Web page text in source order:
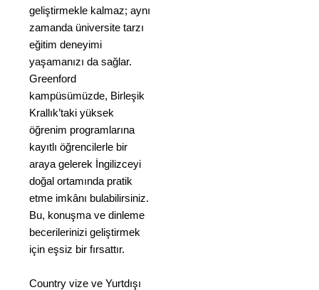
geliştirmekle kalmaz; aynı
zamanda üniversite tarzı
eğitim deneyimi
yaşamanızı da sağlar.
Greenford
kampüsümüzde, Birleşik
Krallık’taki yüksek
öğrenim programlarına
kayıtlı öğrencilerle bir
araya gelerek İngilizceyi
doğal ortamında pratik
etme imkânı bulabilirsiniz.
Bu, konuşma ve dinleme
becerilerinizi geliştirmek
için eşsiz bir fırsattır.
Country vize ve Yurtdışı